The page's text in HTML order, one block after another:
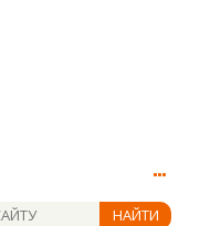
НАЙТИ